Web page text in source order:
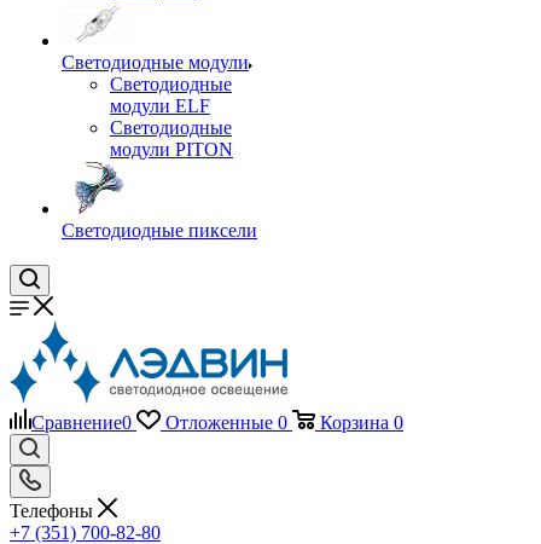
Светодиодные модули
Светодиодные
модули ELF
Светодиодные
модули PITON
Светодиодные пиксели
Сравнение0 Отложенные 0 Корзина 0
Телефоны
+7 (351) 700-82-80